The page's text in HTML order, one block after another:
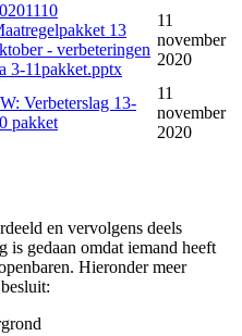
13
- verbeteringen
3-11pakket.pptx
11
november
2020
Verbeterslag 13-
pakket
11
november
2020
en vervolgens deels
is gedaan omdat iemand heeft
Hieronder meer